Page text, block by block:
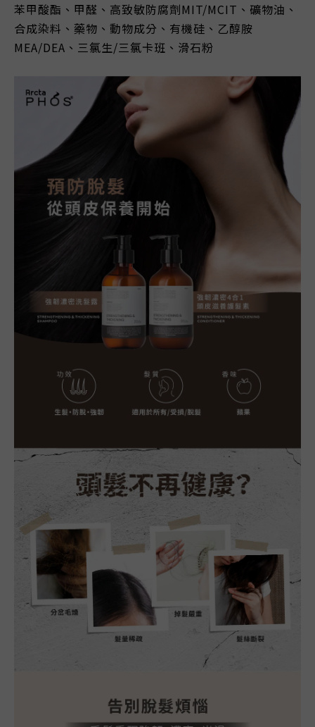
苯甲酸酯、甲醛、高致敏防腐劑MIT/MCIT、礦物油、
合成染料、藥物、動物成分、有機硅、乙醇胺
MEA/DEA、三氯生/三氯卡班、滑石粉